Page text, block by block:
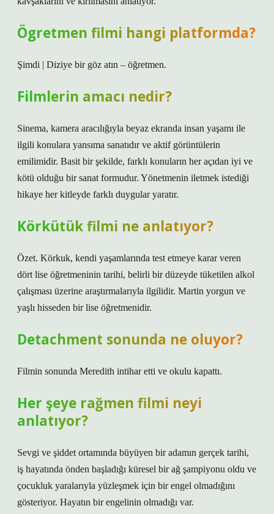
Ögretmen filmi hangi platformda?
Şimdi | Diziye bir göz atın – öğretmen.
Filmlerin amacı nedir?
Sinema, kamera aracılığıyla beyaz ekranda insan yaşamı ile
ilgili konulara yansıma sanatıdır ve aktif görüntülerin
emilimidir. Basit bir şekilde, farklı konuların her açıdan iyi ve
kötü olduğu bir sanat formudur. Yönetmenin iletmek istediği
hikaye her kitleyde farklı duygular yaratır.
Körkütük filmi ne anlatıyor?
Özet. Körkuk, kendi yaşamlarında test etmeye karar veren
dört lise öğretmeninin tarihi, belirli bir düzeyde tüketilen alkol
çalışması üzerine araştırmalarıyla ilgilidir. Martin yorgun ve
yaşlı hisseden bir lise öğretmenidir.
Detachment sonunda ne oluyor?
Filmin sonunda Meredith intihar etti ve okulu kapattı.
Her şeye rağmen filmi neyi
anlatıyor?
Sevgi ve şiddet ortamında büyüyen bir adamın gerçek tarihi,
iş hayatında önden başladığı küresel bir ağ şampiyonu oldu ve
çocukluk yaralarıyla yüzleşmek için bir engel olmadığını
gösteriyor. Hayatın bir engelinin olmadığı var.